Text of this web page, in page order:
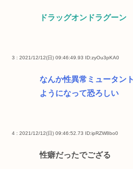
ドラッグオンドラグーン
3 : 2021/12/12(日) 09:46:49.93 ID:zyOu3pKA0
なんか性異常ミュータン
ようになって恐ろしい
4 : 2021/12/12(日) 09:46:52.73 ID:ipRZW8bo0
性癖だったでござる